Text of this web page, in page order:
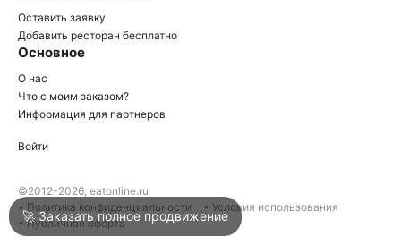
Войти
Написать в техподдержку
Оставить заявку
Добавить ресторан бесплатно
Основное
О нас
Что с моим заказом?
Информация для партнеров
Войти
©2012-2026, eatonline.ru
• Политика конфиденциальности
• Условия использования
• Публичная оферта
🚀 Заказать полное продвижение